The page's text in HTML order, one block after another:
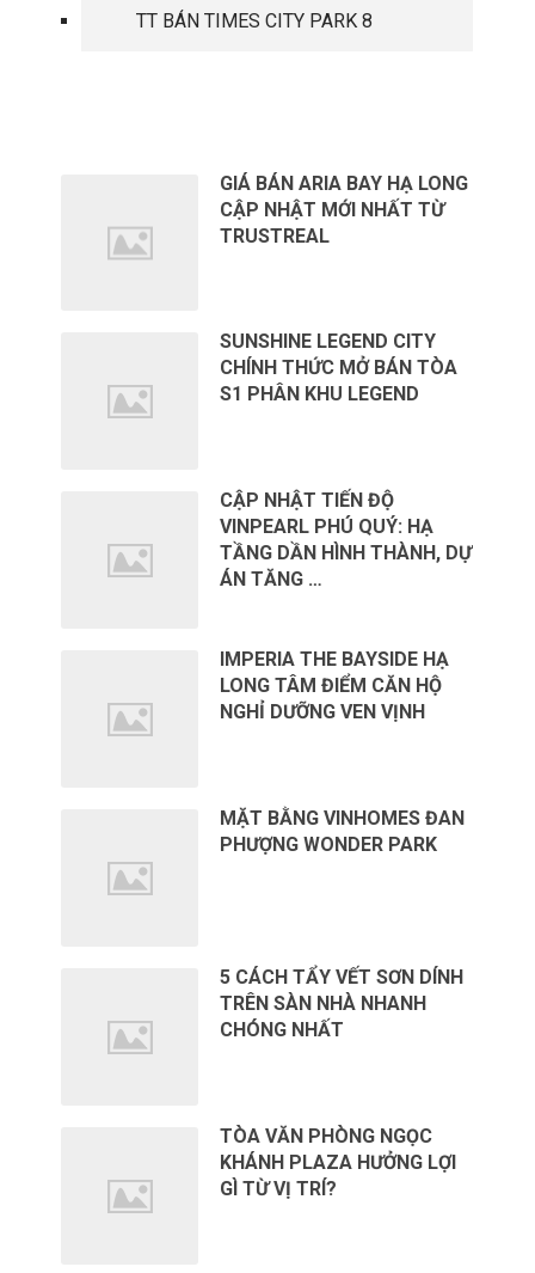
TT BÁN TIMES CITY PARK 8
GIÁ BÁN ARIA BAY HẠ LONG
CẬP NHẬT MỚI NHẤT TỪ
TRUSTREAL
SUNSHINE LEGEND CITY
CHÍNH THỨC MỞ BÁN TÒA
S1 PHÂN KHU LEGEND
CẬP NHẬT TIẾN ĐỘ
VINPEARL PHÚ QUÝ: HẠ
TẦNG DẦN HÌNH THÀNH, DỰ
ÁN TĂNG …
IMPERIA THE BAYSIDE HẠ
LONG TÂM ĐIỂM CĂN HỘ
NGHỈ DƯỠNG VEN VỊNH
MẶT BẰNG VINHOMES ĐAN
PHƯỢNG WONDER PARK
5 CÁCH TẨY VẾT SƠN DÍNH
TRÊN SÀN NHÀ NHANH
CHÓNG NHẤT
TÒA VĂN PHÒNG NGỌC
KHÁNH PLAZA HƯỞNG LỢI
GÌ TỪ VỊ TRÍ?